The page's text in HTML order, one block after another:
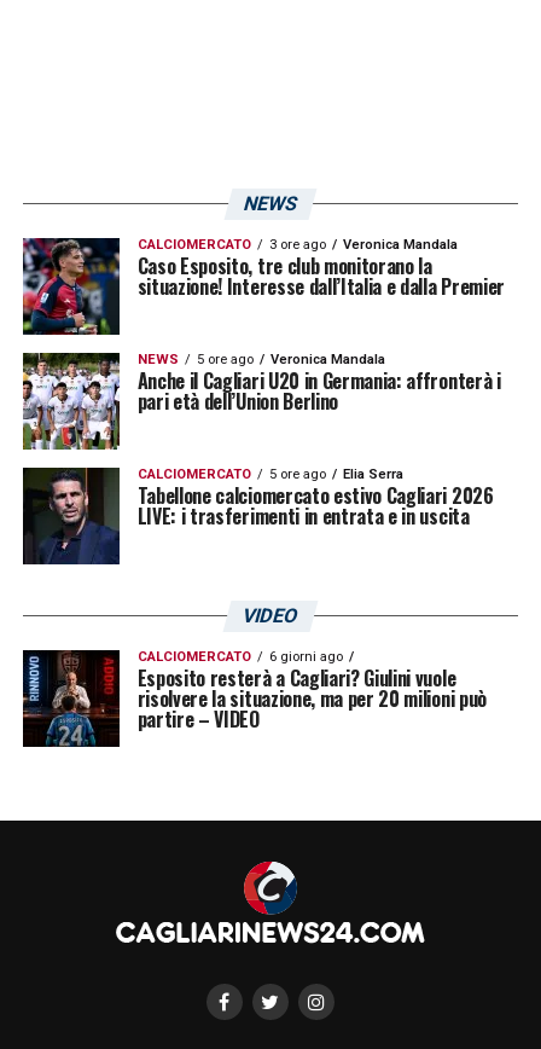
NEWS
CALCIOMERCATO 3 ore ago Veronica Mandala
Caso Esposito, tre club monitorano la
situazione! Interesse dall’Italia e dalla Premier
NEWS 5 ore ago Veronica Mandala
Anche il Cagliari U20 in Germania: affronterà i
pari età dell’Union Berlino
CALCIOMERCATO 5 ore ago Elia Serra
Tabellone calciomercato estivo Cagliari 2026
LIVE: i trasferimenti in entrata e in uscita
VIDEO
CALCIOMERCATO 6 giorni ago
Esposito resterà a Cagliari? Giulini vuole
risolvere la situazione, ma per 20 milioni può
partire – VIDEO